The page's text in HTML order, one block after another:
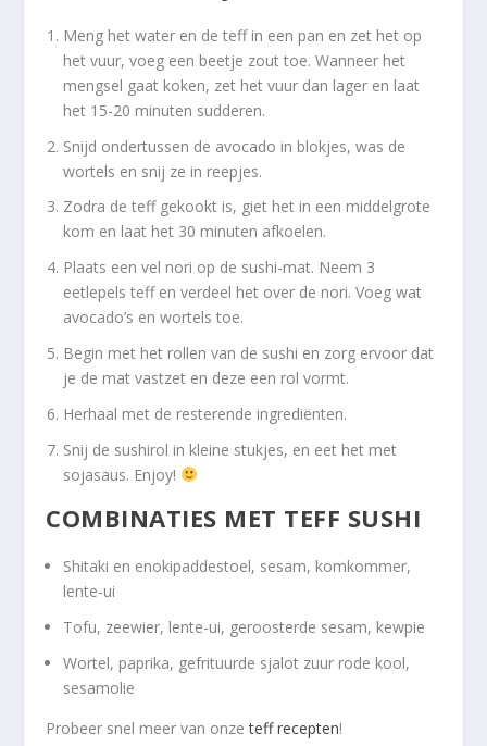
Meng het water en de teff in een pan en zet het op
het vuur, voeg een beetje zout toe. Wanneer het
mengsel gaat koken, zet het vuur dan lager en laat
het 15-20 minuten sudderen.
Snijd ondertussen de avocado in blokjes, was de
wortels en snij ze in reepjes.
Zodra de teff gekookt is, giet het in een middelgrote
kom en laat het 30 minuten afkoelen.
Plaats een vel nori op de sushi-mat. Neem 3
eetlepels teff en verdeel het over de nori. Voeg wat
avocado’s en wortels toe.
Begin met het rollen van de sushi en zorg ervoor dat
je de mat vastzet en deze een rol vormt.
Herhaal met de resterende ingrediënten.
Snij de sushirol in kleine stukjes, en eet het met
sojasaus. Enjoy!
COMBINATIES MET TEFF SUSHI
Shitaki en enokipaddestoel, sesam, komkommer,
lente-ui
Tofu, zeewier, lente-ui, geroosterde sesam, kewpie
Wortel, paprika, gefrituurde sjalot zuur rode kool,
sesamolie
Probeer snel meer van onzeteff recepten!